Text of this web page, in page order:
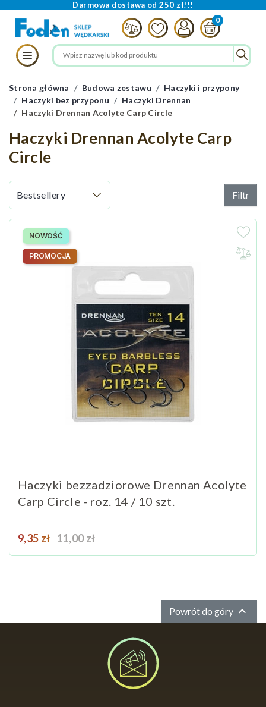
Darmowa dostawa od 250 zł!!!
Strona główna Budowa zestawu
Haczyki i przypony
Haczyki bez przyponu
Haczyki Drennan
Haczyki Drennan Acolyte Carp Circle
Haczyki Drennan Acolyte Carp
Circle
Filtr
Haczyki bezzadziorowe Drennan Acolyte
Carp Circle - roz. 14 / 10 szt.
Cena
9,35 zł Cena podstawowa
11,00 zł
NOWOŚĆ
PROMOCJA
Powrót do góry 